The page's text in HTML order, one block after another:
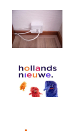
Slam
Slam
TV
televisiezender
ziggo